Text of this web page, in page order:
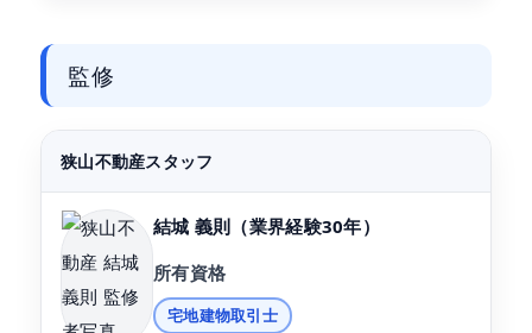
監修
狭山不動産スタッフ
結城 義則 （業界経験30年）
所有資格
宅地建物取引士